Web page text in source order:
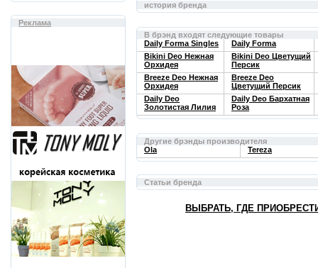
Реклама
история бренда
В брэнд входят следующие товары
Daily Forma Singles
Daily Forma
Bikini Deo Нежная
Орхидея
Bikini Deo Цветущий
Персик
Breeze Deo Нежная
Орхидея
Breeze Deo
Цветущий Персик
Daily Deo
Золотистая Лилия
Daily Deo Бархатная
Роза
Другие брэнды производителя
Ola
Tereza
Статьи бренда
ВЫБРАТЬ, ГДЕ